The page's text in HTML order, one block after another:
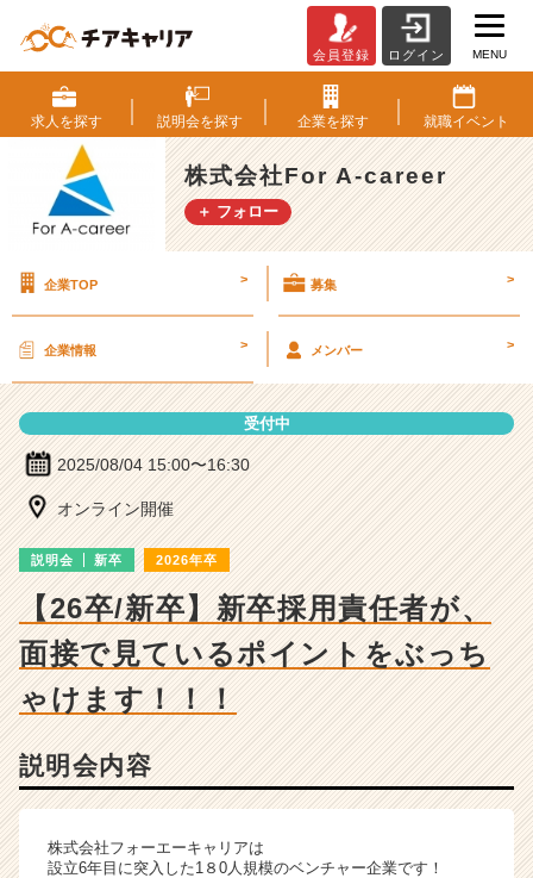
式
会
社
F
o
r
a
e
r
の
説
細
|
チ
ー・
企
業
か
ら
会員登録 ログイン MENU
求人を探す 説明会を探す 企業を探す 就職イベント
株式会社For A-career
＋ フォロー
企業TOP > 募集 >
企業情報 > メンバー >
受付中
2025/08/04 15:00〜16:30
オンライン開催
説明会 新卒 2026年卒
【26卒/新卒】新卒採用責任者が、
面接で見ているポイントをぶっち
ゃけます！！！
説明会内容
株式会社フォーエーキャリアは
設立6年目に突入した1８0人規模のベンチャー企業です！